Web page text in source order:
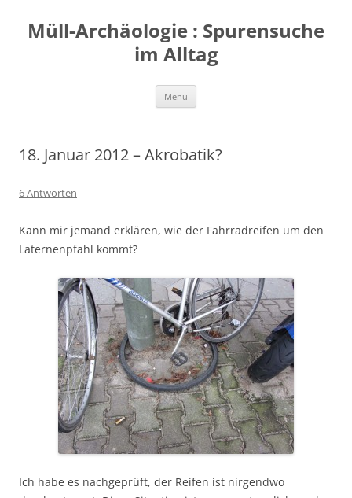
springen
Müll-Archäologie : Spurensuche
im Alltag
Menü
18. Januar 2012 – Akrobatik?
6 Antworten
Kann mir jemand erklären, wie der Fahrradreifen um den
Laternenpfahl kommt?
Ich habe es nachgeprüft, der Reifen ist nirgendwo